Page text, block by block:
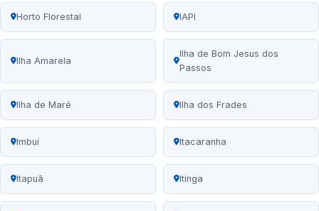
Horto Florestal IAPI
Ilha Amarela
Ilha de Bom Jesus dos
Passos
Ilha de Maré Ilha dos Frades
Imbuí Itacaranha
Itapuã Itinga